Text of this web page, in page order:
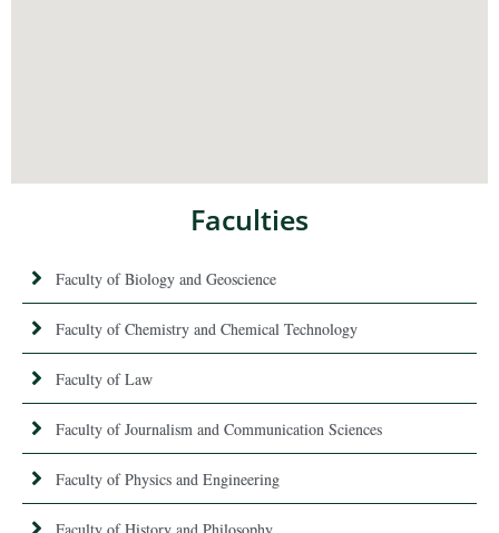
Faculties
Faculty of Biology and Geoscience
Faculty of Chemistry and Chemical Technology
Faculty of Law
Faculty of Journalism and Communication Sciences
Faculty of Physics and Engineering